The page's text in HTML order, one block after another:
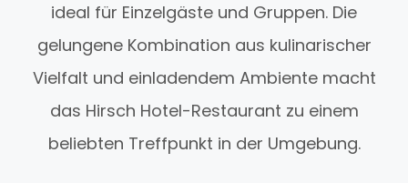
ideal für Einzelgäste und Gruppen. Die
gelungene Kombination aus kulinarischer
Vielfalt und einladendem Ambiente macht
das Hirsch Hotel-Restaurant zu einem
beliebten Treffpunkt in der Umgebung.